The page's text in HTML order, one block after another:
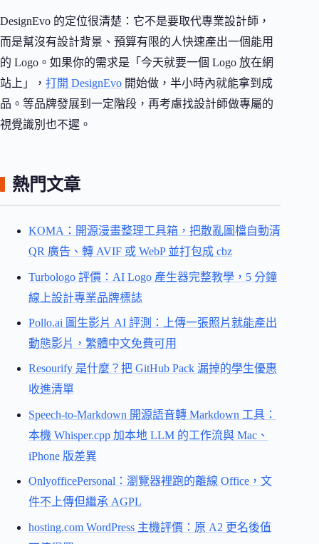
DesignEvo 的定位很清楚：它不是要取代專業設計師，
而是幫沒有設計背景、預算有限的人快速產出一個能用
的 Logo。如果你的需求是「今天就要一個 Logo 放在網
站上」， 打開 DesignEvo 開始做，半小時內就能拿到成
品。等品牌發展到一定階段，再考慮找設計師做專屬的
視覺識別也不遲。
熱門文章
KOMA：開源漫畫整理工具箱，把散亂圖檔自動清
QR 廣告、轉 AVIF 或 WebP 並打包成 cbz
Turbologo 評價：AI Logo 產生器完整教學，5 分鐘
線上設計專業品牌標誌
Pollo.ai 圖生影片 AI 評測：上傳一張照片就能產出
動態影片，繁體中文免費可用
Resourify 是什麼？把 GitHub Pack 漏掉的學生優惠
收進清單
Speech-to-Markdown 開源語音轉 Markdown 工具：
本機 Whisper.cpp 加本地 LLM 的工作流與 Mac、
iPhone 版差異
OnlyofficePersonal：瀏覽器裡跑的離線 Office，文
件不上傳但繼承 AGPL
hosting.com WordPress 主機評價：原 A2 更名後值